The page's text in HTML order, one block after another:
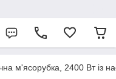
м'ясорубка, 2400 Вт із